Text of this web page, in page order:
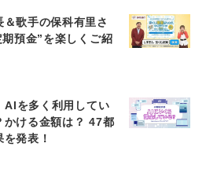
歌手の保科有里さ
預金”を楽しくご紹
AIを多く利用してい
かける金額は？ 47都
発表！